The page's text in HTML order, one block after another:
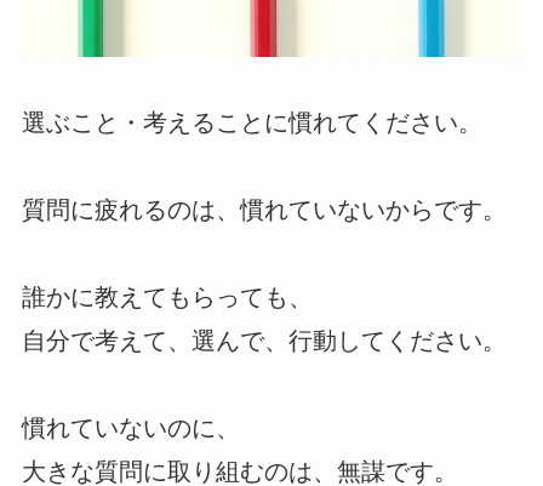
選ぶこと・考えることに慣れてください。
質問に疲れるのは、慣れていないからです。
誰かに教えてもらっても、
自分で考えて、選んで、行動してください。
慣れていないのに、
大きな質問に取り組むのは、無謀です。